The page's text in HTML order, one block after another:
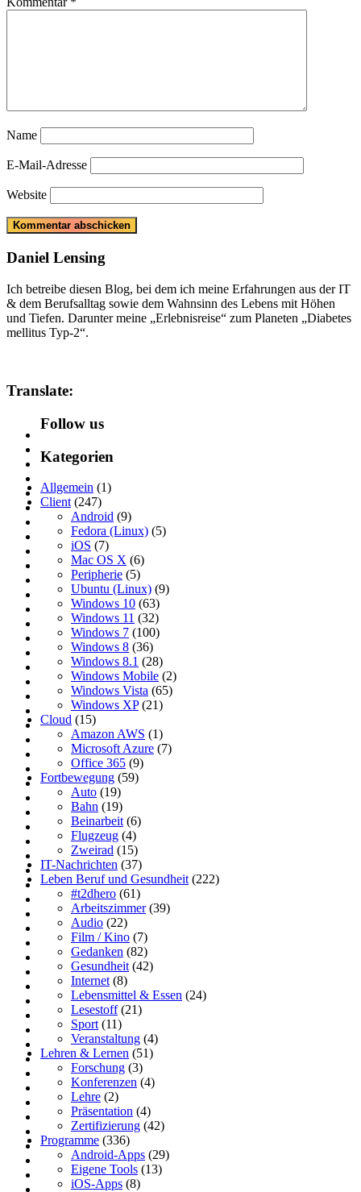
Name
E-Mail-Adresse
Website
Daniel Lensing
Ich betreibe diesen Blog, bei dem ich meine Erfahrungen aus der IT
& dem Berufsalltag sowie dem Wahnsinn des Lebens mit Höhen
und Tiefen. Darunter meine „Erlebnisreise“ zum Planeten „Diabetes
mellitus Typ-2“.
Translate:
Follow us
Kategorien
Allgemein (1)
Client (247)
Android (9)
Fedora (Linux) (5)
iOS (7)
Mac OS X (6)
Peripherie (5)
Ubuntu (Linux) (9)
Windows 10 (63)
Windows 11 (32)
Windows 7 (100)
Windows 8 (36)
Windows 8.1 (28)
Windows Mobile (2)
Windows Vista (65)
Windows XP(21)
Cloud (15)
Amazon AWS (1)
Microsoft Azure (7)
Office 365 (9)
Fortbewegung (59)
Auto (19)
Bahn (19)
Beinarbeit (6)
Flugzeug (4)
Zweirad (15)
IT-Nachrichten (37)
Leben Beruf und Gesundheit (222)
#t2dhero (61)
Arbeitszimmer(39)
Audio (22)
Film / Kino (7)
Gedanken (82)
Gesundheit (42)
Internet (8)
Lebensmittel & Essen (24)
Lesestoff(21)
Sport (11)
Veranstaltung (4)
Lehren & Lernen (51)
Forschung (3)
Konferenzen (4)
Lehre (2)
Präsentation (4)
Zertifizierung (42)
Programme (336)
Android-Apps (29)
Eigene Tools (13)
iOS-Apps (8)